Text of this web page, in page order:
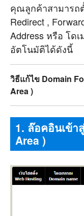
คุณลูกค้าสามารถ
Redirect ,
Address หรือ โด
อัตโนมัติได้ดังนี้
วิธีแก้ไข Domain
Area )
1. ล๊อคอินเข้า
Area )